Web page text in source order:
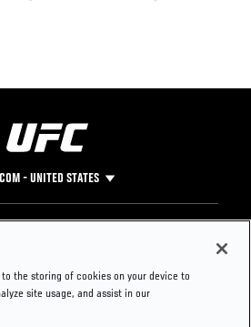
- UNITED STATES
Instagram
Press
to the storing of cookies on your device to
site usage, and assist in our